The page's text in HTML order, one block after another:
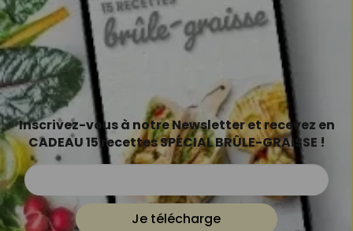
Inscrivez-vous à notre Newsletter et recevez en
CADEAU 15 recettes SPÉCIAL BRÛLE-GRAISSE !
Je télécharge